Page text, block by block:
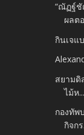
“ณัฏฐ์ชั
ผลต
กินเจแ
สยามดิ
ไม้ห...
กองทัพ
กิจกร